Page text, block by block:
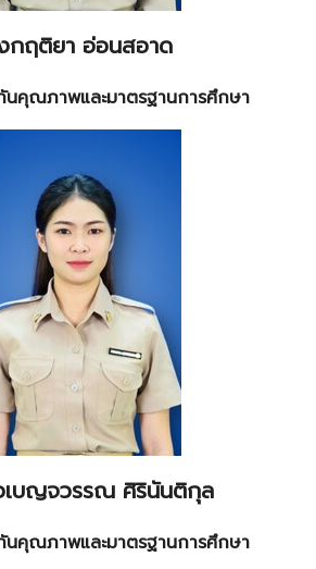
Search
กฤติยา อ่อนสอาด
นคุณภาพและมาตรฐานการศึกษา
เบญจวรรณ ศิรินันติกุล
นคุณภาพและมาตรฐานการศึกษา